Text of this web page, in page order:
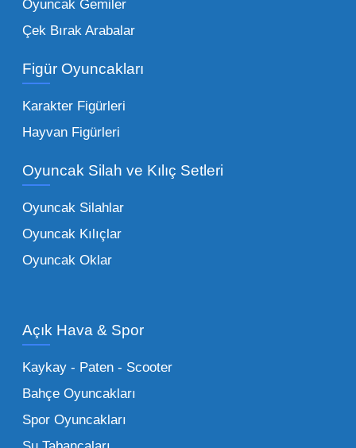
Peluş Oyuncaklar:
vazgeçilmezi olan yumuşak dokulu sevilen
seçeneklerimizi keşfederek koleksiyonunuza
en sevilen karakterleri ekleyebilirsiniz.
Eğitici Setler:
tarafından tercih edilentoptan eğitici
ebeveynlerin son yıllarda en çok satın aldığı
ürün grupları arasında yer almaktadır.
Oyuncak Araçlar:
stok imkanımızla sunulmaktadır.
Küçük Oyuncaklar:
sağlayan toptan küçük oyuncaklar, bakkallar,
Bu kategorideki küçük oyuncaklar toptan
Oyuncak Gemiler
Çek Bırak Arabalar
Figür Oyuncakları
Karakter Figürleri
Hayvan Figürleri
Oyuncak Silah ve Kılıç Setleri
Oyuncak Silahlar
Oyuncak Kılıçlar
Oyuncak Oklar
Açık Hava & Spor
Kaykay - Paten - Scooter
Bahçe Oyuncakları
Spor Oyuncakları